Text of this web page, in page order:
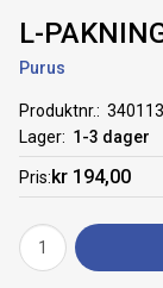
L-
Purus
Produktnr.
Lager
1-3 dager
Pris kr 194,00